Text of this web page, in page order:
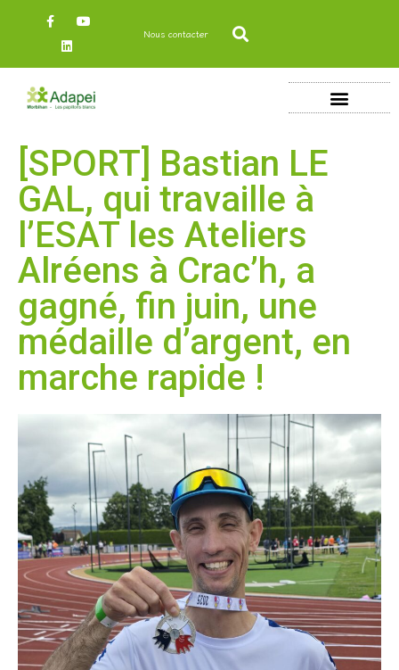
Nous contacter
[SPORT] Bastian LE
GAL, qui travaille à
l’ESAT les Ateliers
Alréens à Crac’h, a
gagné, fin juin, une
médaille d’argent, en
marche rapide !